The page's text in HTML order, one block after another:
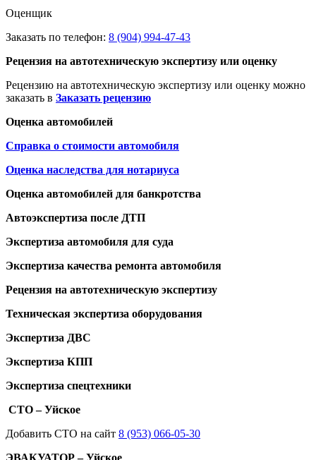
Оценщик
Заказать по телефон: 8 (904) 994-47-43
Рецензия на автотехническую экспертизу или оценку
Рецензию на автотехническую экспертизу или оценку можно
заказать в Заказать рецензию
Оценка автомобилей
Справка о стоимости автомобиля
Оценка наследства для нотариуса
Оценка автомобилей для банкротства
Автоэкспертиза после ДТП
Экспертиза автомобиля для суда
Экспертиза качества ремонта автомобиля
Рецензия на автотехническую экспертизу
Техническая экспертиза оборудования
Экспертиза ДВС
Экспертиза КПП
Экспертиза спецтехники
СТО – Уйское
Добавить СТО на сайт 8 (953) 066-05-30
ЭВАКУАТОР – Уйское